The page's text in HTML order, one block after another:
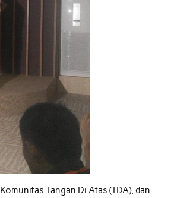
Tangan Di Atas (TDA), dan